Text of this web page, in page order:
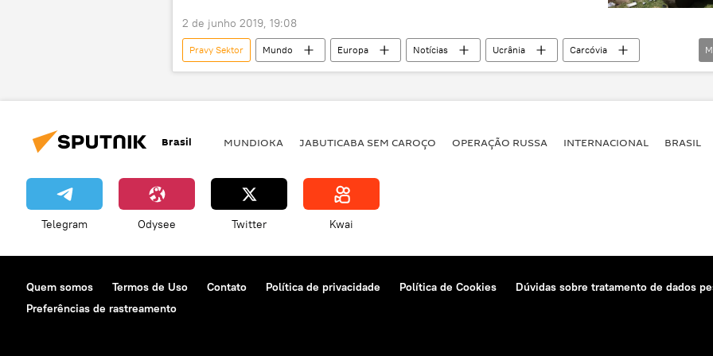
2 de junho 2019, 19:08
Pravy Sektor Mundo Europa Notícias Ucrânia
Carcóvia
URSS
União Soviética Hennadiy Kernes
Georgy Zhukov
Brasil MUNDIOKA JABUTICABA SEM CAROÇO OPERAÇÃO RUSSA INTERNACIONAL BRASIL
Telegram Odysee Twitter Kwai
Quem somos Termos de Uso Contato Política de privacidade Política de Cookies Dúvidas sobre tratamento de dados
Preferências de rastreamento